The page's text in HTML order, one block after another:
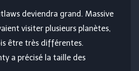
deviendra grand. Massive
visiter plusieurs planètes,
être très différentes.
a précisé la taille des